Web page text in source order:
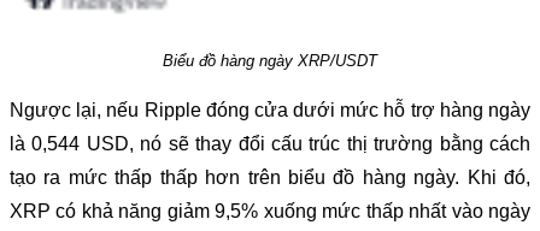
Biểu đồ hàng ngày XRP/USDT
Ngược lại, nếu Ripple đóng cửa dưới mức hỗ trợ hàng ngày
là 0,544 USD, nó sẽ thay đổi cấu trúc thị trường bằng cách
tạo ra mức thấp thấp hơn trên biểu đồ hàng ngày. Khi đó,
XRP có khả năng giảm 9,5% xuống mức thấp nhất vào ngày